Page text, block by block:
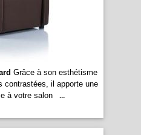
Grâce à son esthétisme
contrastées, il apporte une
à votre salon
...